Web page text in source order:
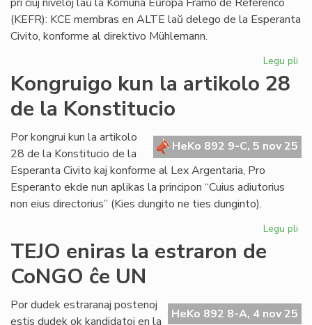
(KEFR): KCE membras en ALTE laŭ delego de la Esperanta
Civito, konforme al direktivo Mühlemann.
Legu pli
pri
Kongruigo kun la artikolo 28
de la Konstitucio
HeKo 892 9-C, 5 nov 25
Por kongrui kun la artikolo
28 de la Konstitucio de la
Esperanta Civito kaj konforme al Lex Argentaria, Pro
Esperanto ekde nun aplikas la principon “Cuius adiutorius
non eius directorius” (Kies dungito ne ties dunginto).
Legu pli
28
TEJO eniras la estraron de
CoNGO ĉe UN
HeKo 892 8-A, 4 nov 25
Por dudek estraranaj postenoj
estis dudek ok kandidatoj en la